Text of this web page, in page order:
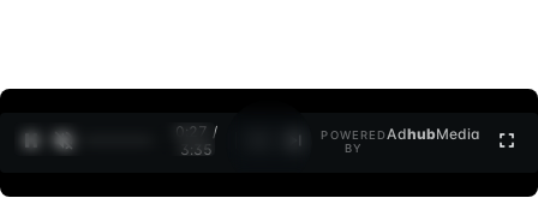
0:28 /
3:35
POWERED
BY
AdhubMedia